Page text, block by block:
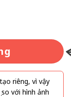
riêng, vì vậy
với hình ảnh